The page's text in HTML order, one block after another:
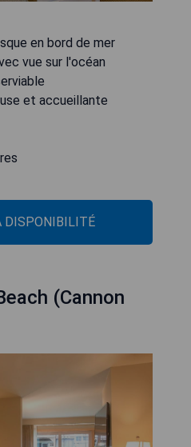
en bord de mer
vue sur l'océan
et accueillante
DISPONIBILITÉ
(Cannon